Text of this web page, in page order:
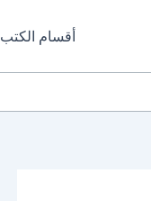
أقسام الكتب